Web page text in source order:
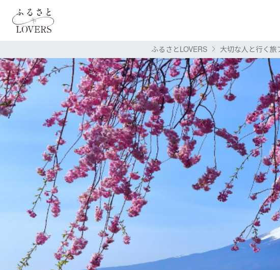
ふるさとLOVERS 大切な人と行く旅